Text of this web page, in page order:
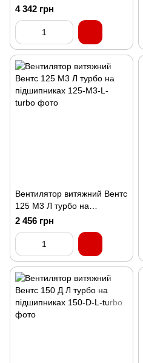
4 342 грн
Вентилятор витяжний Вентс
125 М3 Л турбо на
підшипниках
2 456 грн